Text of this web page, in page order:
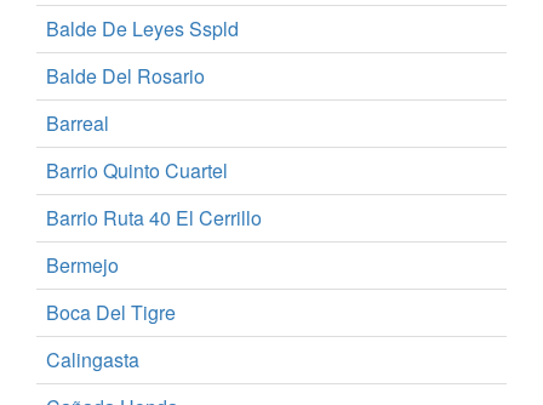
Balde De Leyes Sspld
Balde Del Rosario
Barreal
Barrio Quinto Cuartel
Barrio Ruta 40 El Cerrillo
Bermejo
Boca Del Tigre
Calingasta